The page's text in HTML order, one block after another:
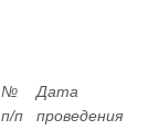
№
п/п
Дата
проведения